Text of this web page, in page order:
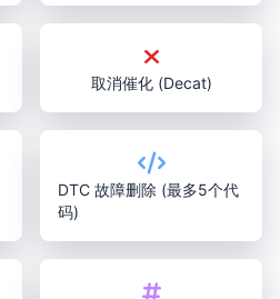
取消催化 (Decat)
DTC 故障删除 (最多5个代
码)